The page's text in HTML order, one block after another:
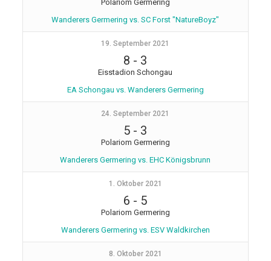
Polariom Germering
Wanderers Germering vs. SC Forst "NatureBoyz"
19. September 2021
8 - 3
Eisstadion Schongau
EA Schongau vs. Wanderers Germering
24. September 2021
5 - 3
Polariom Germering
Wanderers Germering vs. EHC Königsbrunn
1. Oktober 2021
6 - 5
Polariom Germering
Wanderers Germering vs. ESV Waldkirchen
8. Oktober 2021